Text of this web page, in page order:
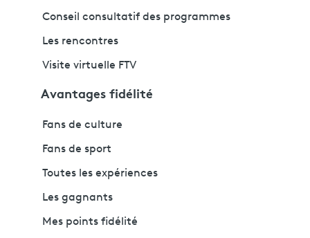
Conseil consultatif des programmes
Les rencontres
Visite virtuelle FTV
Avantages fidélité
Fans de culture
Fans de sport
Toutes les expériences
Les gagnants
Mes points fidélité